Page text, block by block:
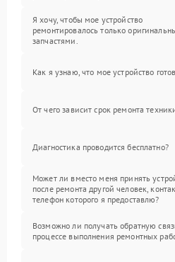
Я хочу, чтобы мое устройство
ремонтировалось только
запчастями.
Как я узнаю, что мое устройство
От чего зависит срок ремонта
Диагностика проводится бесплатно?
Может ли вместо меня принять
после ремонта другой человек,
телефон которого я предоставлю?
Возможно ли получать обратную
процессе выполнения ремонтных